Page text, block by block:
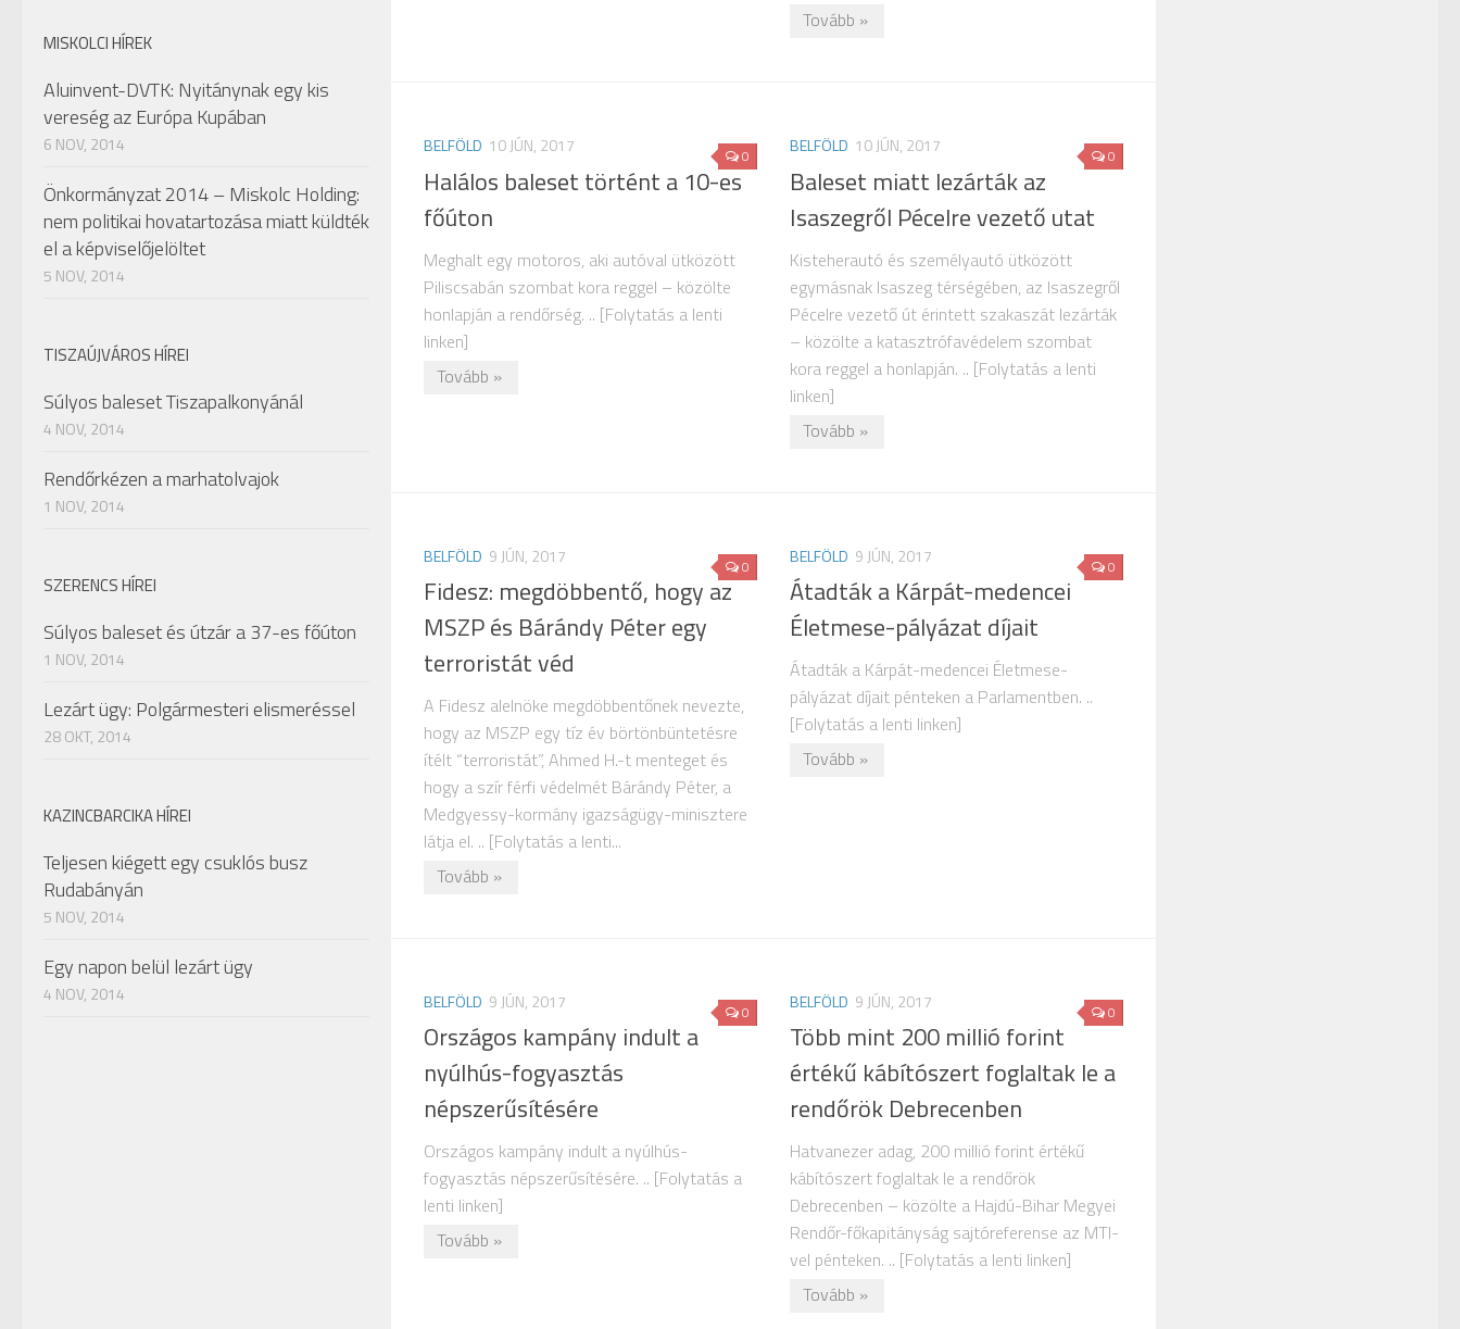
Tovább »
0
BELFÖLD 10 JÚN, 2017
Halálos baleset történt a 10-es
főúton
Meghalt egy motoros, aki autóval ütközött
Piliscsabán szombat kora reggel – közölte
honlapján a rendőrség. .. [Folytatás a lenti
linken]
Tovább »
0
BELFÖLD 10 JÚN, 2017
Baleset miatt lezárták az
Isaszegről Pécelre vezető utat
Kisteherautó és személyautó ütközött
egymásnak Isaszeg térségében, az Isaszegről
Pécelre vezető út érintett szakaszát lezárták
– közölte a katasztrófavédelem szombat
kora reggel a honlapján. .. [Folytatás a lenti
linken]
Tovább »
0
BELFÖLD 9 JÚN, 2017
Fidesz: megdöbbentő, hogy az
MSZP és Bárándy Péter egy
terroristát véd
A Fidesz alelnöke megdöbbentőnek nevezte,
hogy az MSZP egy tíz év börtönbüntetésre
ítélt “terroristát”, Ahmed H.-t menteget és
hogy a szír férfi védelmét Bárándy Péter, a
Medgyessy-kormány igazságügy-minisztere
látja el. .. [Folytatás a lenti...
Tovább »
0
BELFÖLD 9 JÚN, 2017
Átadták a Kárpát-medencei
Életmese-pályázat díjait
Átadták a Kárpát-medencei Életmese-
pályázat díjait pénteken a Parlamentben. ..
[Folytatás a lenti linken]
Tovább »
0
BELFÖLD 9 JÚN, 2017
Országos kampány indult a
nyúlhús-fogyasztás
népszerűsítésére
Országos kampány indult a nyúlhús-
fogyasztás népszerűsítésére. .. [Folytatás a
lenti linken]
Tovább »
0
BELFÖLD 9 JÚN, 2017
Több mint 200 millió forint
értékű kábítószert foglaltak le a
rendőrök Debrecenben
Hatvanezer adag, 200 millió forint értékű
kábítószert foglaltak le a rendőrök
Debrecenben – közölte a Hajdú-Bihar Megyei
Rendőr-főkapitányság sajtóreferense az MTI-
vel pénteken. .. [Folytatás a lenti linken]
Tovább »
MISKOLCI HÍREK
Aluinvent-DVTK: Nyitánynak egy kis
vereség az Európa Kupában
6 NOV, 2014
Önkormányzat 2014 – Miskolc Holding:
nem politikai hovatartozása miatt küldték
el a képviselőjelöltet
5 NOV, 2014
TISZAÚJVÁROS HÍREI
Súlyos baleset Tiszapalkonyánál
4 NOV, 2014
Rendőrkézen a marhatolvajok
1 NOV, 2014
SZERENCS HÍREI
Súlyos baleset és útzár a 37-es főúton
1 NOV, 2014
Lezárt ügy: Polgármesteri elismeréssel
28 OKT, 2014
KAZINCBARCIKA HÍREI
Teljesen kiégett egy csuklós busz
Rudabányán
5 NOV, 2014
Egy napon belül lezárt ügy
4 NOV, 2014